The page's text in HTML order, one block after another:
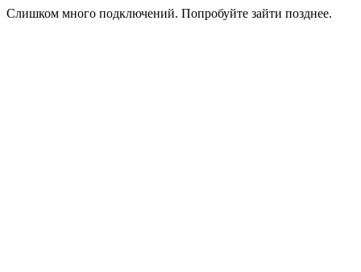
Слишком много подключений. Попробуйте зайти позднее.